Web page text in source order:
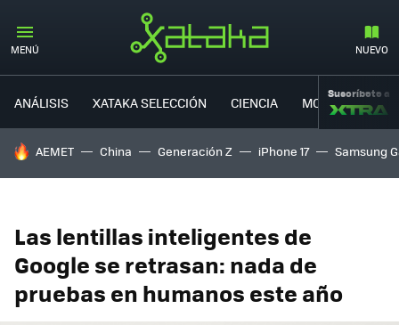
MENÚ NUEVO
ANÁLISIS XATAKA SELECCIÓN CIENCIA MOVILIDAD
Suscríbete a
HOY SE HABLA DE
AEMET China Generación Z iPhone 17 Samsung
Las lentillas inteligentes de
Google se retrasan: nada de
pruebas en humanos este año